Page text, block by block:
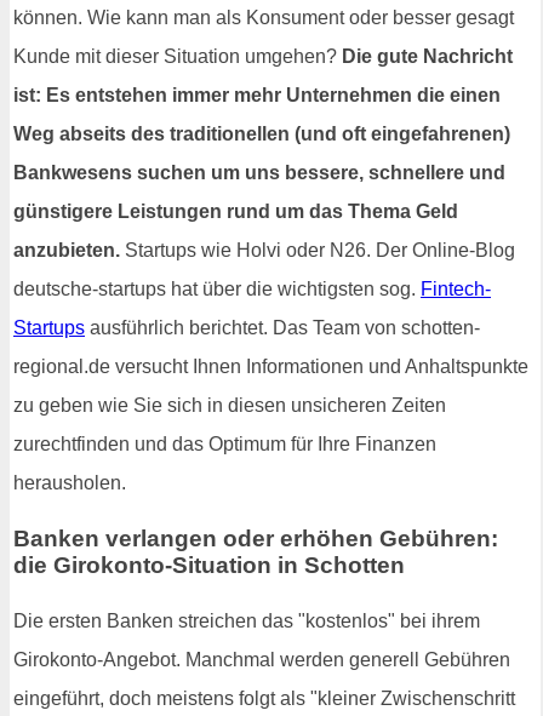
können. Wie kann man als Konsument oder besser gesagt
Kunde mit dieser Situation umgehen? Die gute Nachricht
ist: Es entstehen immer mehr Unternehmen die einen
Weg abseits des traditionellen (und oft eingefahrenen)
Bankwesens suchen um uns bessere, schnellere und
günstigere Leistungen rund um das Thema Geld
anzubieten. Startups wie Holvi oder N26. Der Online-Blog
deutsche-startups hat über die wichtigsten sog. Fintech-
Startups ausführlich berichtet. Das Team von schotten-
regional.de versucht Ihnen Informationen und Anhaltspunkte
zu geben wie Sie sich in diesen unsicheren Zeiten
zurechtfinden und das Optimum für Ihre Finanzen
herausholen.
Banken verlangen oder erhöhen Gebühren:
die Girokonto-Situation in Schotten
Die ersten Banken streichen das "kostenlos" bei ihrem
Girokonto-Angebot. Manchmal werden generell Gebühren
eingeführt, doch meistens folgt als "kleiner Zwischenschritt